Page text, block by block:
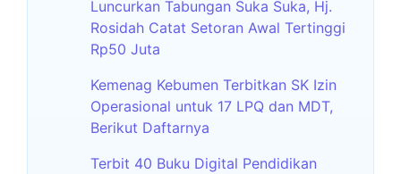
Luncurkan Tabungan Suka Suka, Hj.
Rosidah Catat Setoran Awal Tertinggi
Rp50 Juta
Kemenag Kebumen Terbitkan SK Izin
Operasional untuk 17 LPQ dan MDT,
Berikut Daftarnya
Terbit 40 Buku Digital Pendidikan